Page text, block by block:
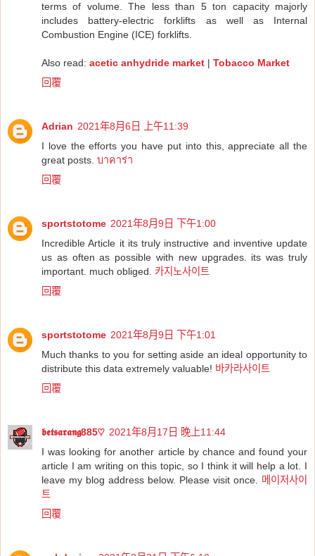
terms of volume. The less than 5 ton capacity majorly
includes battery-electric forklifts as well as Internal
Combustion Engine (ICE) forklifts.
Also read: acetic anhydride market | Tobacco Market
回覆
Adrian 2021年8月6日 上午11:39
I love the efforts you have put into this, appreciate all the
great posts. บาคาร่า
回覆
sportstotome 2021年8月9日 下午1:00
Incredible Article it its truly instructive and inventive update
us as often as possible with new upgrades. its was truly
important. much obliged. 카지노사이트
回覆
sportstotome 2021年8月9日 下午1:01
Much thanks to you for setting aside an ideal opportunity to
distribute this data extremely valuable! 바카라사이트
回覆
𝖇𝖊𝖙𝖘𝖆𝖗𝖆𝖓𝖌885♡ 2021年8月17日 晚上11:44
I was looking for another article by chance and found your
article I am writing on this topic, so I think it will help a lot. I
leave my blog address below. Please visit once. 메이저사이
트
回覆